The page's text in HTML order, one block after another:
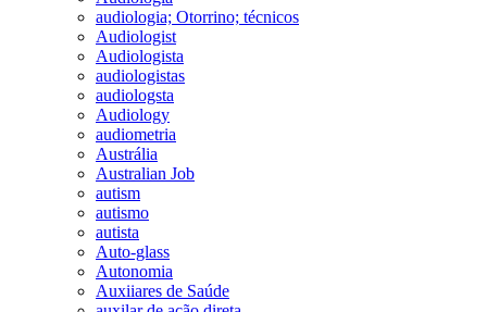
audiologia; Otorrino; técnicos
Audiologist
Audiologista
audiologistas
audiologsta
Audiology
audiometria
Austrália
Australian Job
autism
autismo
autista
Auto-glass
Autonomia
Auxiiares de Saúde